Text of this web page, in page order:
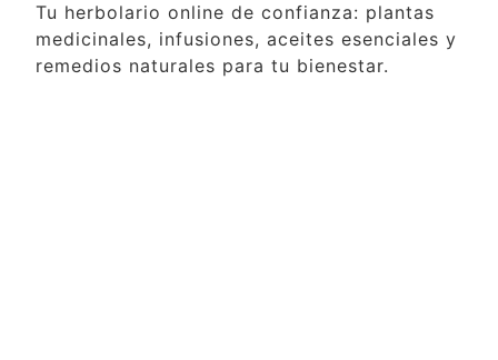
Tu herbolario online de confianza: plantas
medicinales, infusiones, aceites esenciales y
remedios naturales para tu bienestar.